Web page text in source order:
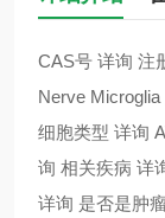
CAS号 详询 注
Nerve
细胞类型 详询
询 相关疾病 详
详询 是否是肿